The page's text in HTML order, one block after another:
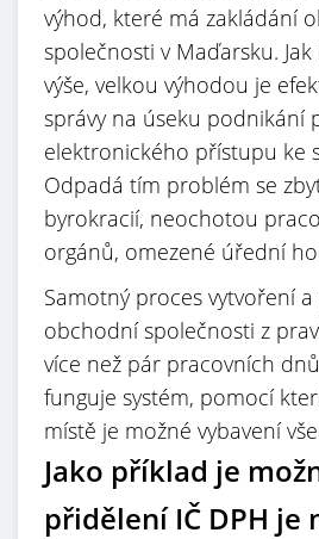
výhod, které má zakládání
společnosti v Maďarsku.
výše, velkou výhodou je
správy na úseku podnikání
elektronického přístupu ke
Odpadá tím problém se
byrokracií, neochotou
orgánů, omezené úřední
Samotný proces vytvoření
obchodní společnosti z
více než pár pracovních
funguje systém, pomocí
místě je možné vybavení
Jako příklad je
přidělení IČ DPH je